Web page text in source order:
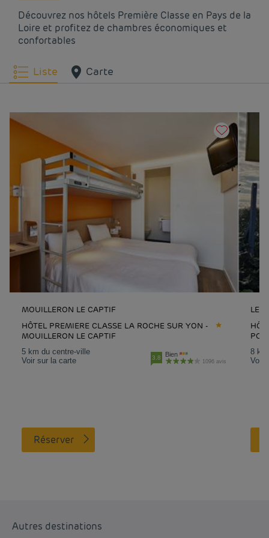
Hôtels Hôtels Saint Herblain
Hôtels Saint-Barthélemy-
HôtelsSaumur
Découvrez nos hôtels Première Classe en Pays de la
Loire et profitez de chambres économiques et
confortables
Liste Carte
MOUILLERON LE CAPTIF
HÔTEL PREMIERE CLASSE LA ROCHE SUR YON -
MOUILLERON LE CAPTIF
5 km du centre-ville
Voir sur la carte
3.8 Bien
1096 avis
Réserver
LES
8
Voir
Autres destinations